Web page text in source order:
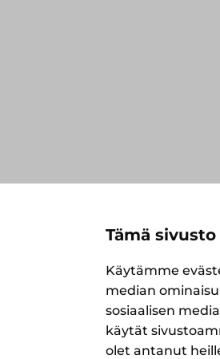
Tämä
Käytämme
median
sosiaalisen
käytät
olet antanut